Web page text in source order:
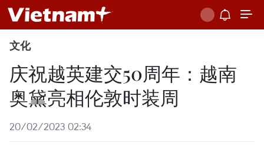
文化
庆祝越英建交50周年：越南
奥黛亮相伦敦时装周
20/02/2023 02:34